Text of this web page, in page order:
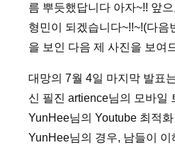
름 뿌듯했답니다 아자~!! 앞
형민이 되겠습니다~!!~!(다음
을 보인 다음 제 사진을 보여
대망의 7월 4일 마지막 발표
신 필진 artience님의 모바일
YunHee님의 Youtube 최적
YunHee님의 경우, 남들이 이